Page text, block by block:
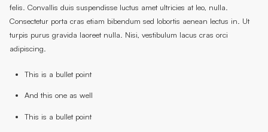
felis. Convallis duis suspendisse luctus amet ultricies at leo, nulla.
Consectetur porta cras etiam bibendum sed lobortis aenean lectus in. Ut
turpis purus gravida laoreet nulla. Nisi, vestibulum lacus cras orci
adipiscing.
This is a bullet point
And this one as well
This is a bullet point